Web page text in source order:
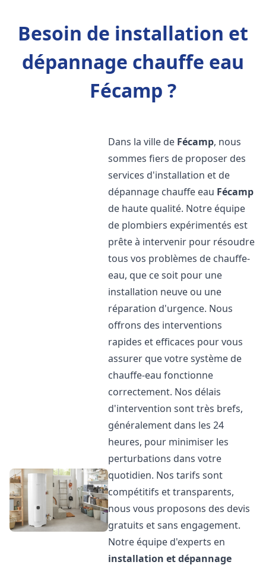
Besoin de installation et
dépannage chauffe eau
Fécamp ?
Dans la ville de Fécamp, nous
sommes fiers de proposer des
services d'installation et de
dépannage chauffe eau Fécamp
de haute qualité. Notre équipe
de plombiers expérimentés est
prête à intervenir pour résoudre
tous vos problèmes de chauffe-
eau, que ce soit pour une
installation neuve ou une
réparation d'urgence. Nous
offrons des interventions
rapides et efficaces pour vous
assurer que votre système de
chauffe-eau fonctionne
correctement. Nos délais
d'intervention sont très brefs,
généralement dans les 24
heures, pour minimiser les
perturbations dans votre
quotidien. Nos tarifs sont
compétitifs et transparents,
nous vous proposons des devis
gratuits et sans engagement.
Notre équipe d'experts en
installation et dépannage